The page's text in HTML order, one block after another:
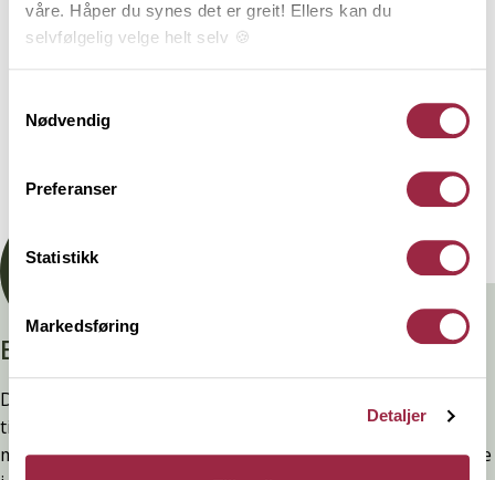
våre. Håper du synes det er greit! Ellers kan du
selvfølgelig velge helt selv 🍪
Nødvendig
Preferanser
Statistikk
Markedsføring
Detaljer
Utforinger tilpasset dører og vinduer malt i fargen
Dempet sort. Utforingene er laminerte, det vil si
Dokumentasjon
Branntestet
Denne kledninger er testet, dokumentert, godkjent og
tilfredsstiller preakseptert ytelse for brann (D-s2,d0) ved
montering. Ytelsen opprettholdes ved å følge anvisningene